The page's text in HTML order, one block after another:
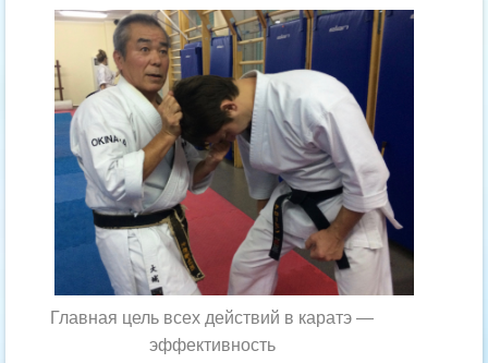
Главная цель всех действий в каратэ —
эффективность